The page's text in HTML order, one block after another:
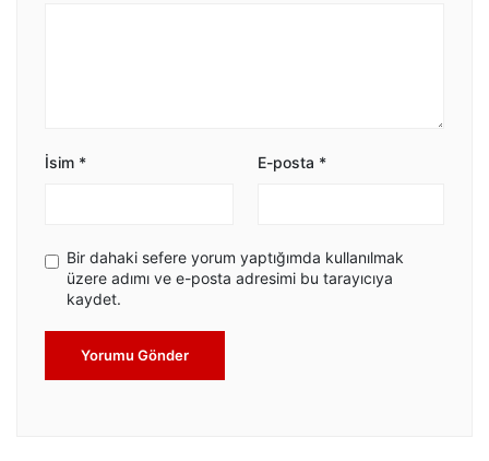
İsim * E-posta *
Bir dahaki sefere yorum yaptığımda kullanılmak
üzere adımı ve e-posta adresimi bu tarayıcıya
kaydet.
Yorumu Gönder